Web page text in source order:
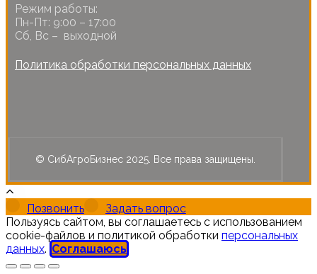
Режим работы:
Пн-Пт: 9:00 – 17:00
Сб, Вс – выходной
Политика обработки персональных данных
© СибАгроБизнес 2025. Все права защищены.
Позвонить
Задать вопрос
Пользуясь сайтом, вы соглашаетесь с использованием
cookie-файлов и политикой обработки персональных
данных. Соглашаюсь